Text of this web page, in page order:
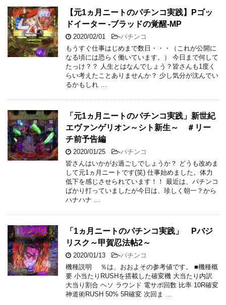
【元1ヵ月ニートのパチンコ実践】Pゴッ
ドイーター -ブラッドの覚醒-MP
2020/02/01 -パチンコ
もうすぐ仕事はじめまで数日・・・（これが公開に
なる頃には恐らく働いています。） 今日まで何して
たっけ？？ 人生とはなんでしょう？皆さんも1度く
らい考えたことありませんか？ 少し気分が沈んでい
るかもしれ …
「元1ヵ月ニートのパチンコ実践」新世紀
エヴァンゲリオン～シト新生～ ＃リー
チ前予告編
2020/01/25 -パチンコ
皆さんはいかがお過ごしでしょうか？ どうも改めま
して元1ヵ月ニートです(笑) 仕事始めました。体力
低下を感じさせられています！！ 最近は、パチンコ
ばかり打っていましたが今日は、珍しく朝一？から
ハナハナ …
「1ヵ月ニートのパチンコ実践」 Pバジ
リスク～甲賀忍法帖2～
2020/01/13 -パチンコ
機種説明 ％は、おおよその参考値です。 ■機種概
要 小当たりRUSHを搭載した確変機 大当たり内訳
大当り割合 ヘソ ラウンド 電サポ回数 比率 10R確変
神道術RUSH 50% 5R確変 次回ま …